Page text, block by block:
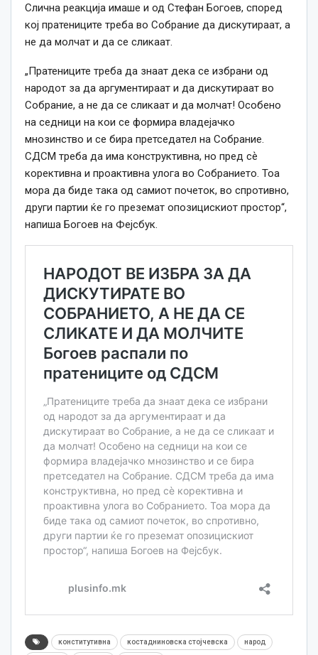
Слична реакција имаше и од Стефан Богоев, според
кој пратениците треба во Собрание да дискутираат, а
не да молчат и да се сликаат.
„Пратениците треба да знаат дека се избрани од
народот за да аргументираат и да дискутираат во
Собрание, а не да се сликаат и да молчат! Особено
на седници на кои се формира владејачко
мнозинство и се бира претседател на Собрание.
СДСМ треба да има конструктивна, но пред сѐ
корективна и проактивна улога во Собранието. Тоа
мора да биде така од самиот почеток, во спротивно,
други партии ќе го преземат опозицискиот простор“,
напиша Богоев на Фејсбук.
конститутивна костадниновска стојчевска народ